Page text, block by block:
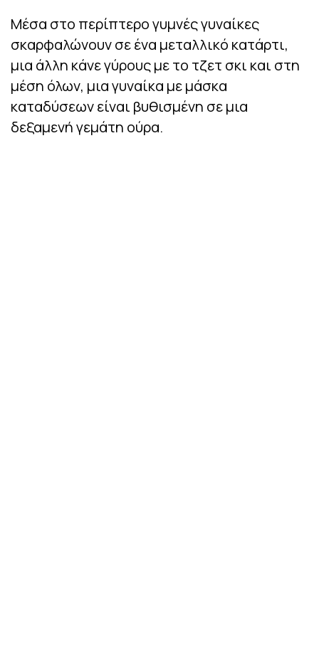
Μέσα στο περίπτερο γυμνές γυναίκες
σκαρφαλώνουν σε ένα μεταλλικό κατάρτι,
μια άλλη κάνε γύρους με το τζετ σκι και στη
μέση όλων, μια γυναίκα με μάσκα
καταδύσεων είναι βυθισμένη σε μια
δεξαμενή γεμάτη ούρα.